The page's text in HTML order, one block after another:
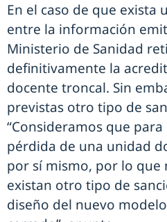
En el caso de que exista
entre la información
Ministerio de Sanidad
definitivamente la
docente troncal. Sin
previstas otro tipo de
“Consideramos que
pérdida de una unidad
por sí mismo, por lo que
existan otro tipo de
diseño del nuevo